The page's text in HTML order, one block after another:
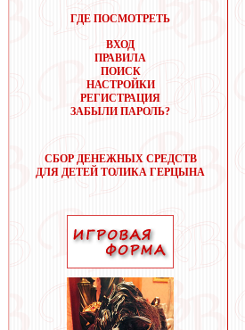
ГДЕ ПОСМОТРЕТЬ
ВХОД
ПРАВИЛА
ПОИСК
НАСТРОЙКИ
РЕГИСТРАЦИЯ
ЗАБЫЛИ ПАРОЛЬ?
СБОР ДЕНЕЖНЫХ СРЕДСТВ
ДЛЯ ДЕТЕЙ ТОЛИКА ГЕРЦЫНА